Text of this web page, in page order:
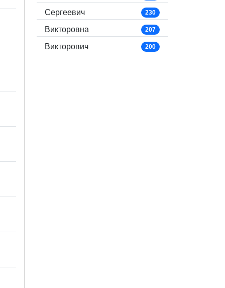
Сергеевич 230
Викторовна 207
Викторович 200